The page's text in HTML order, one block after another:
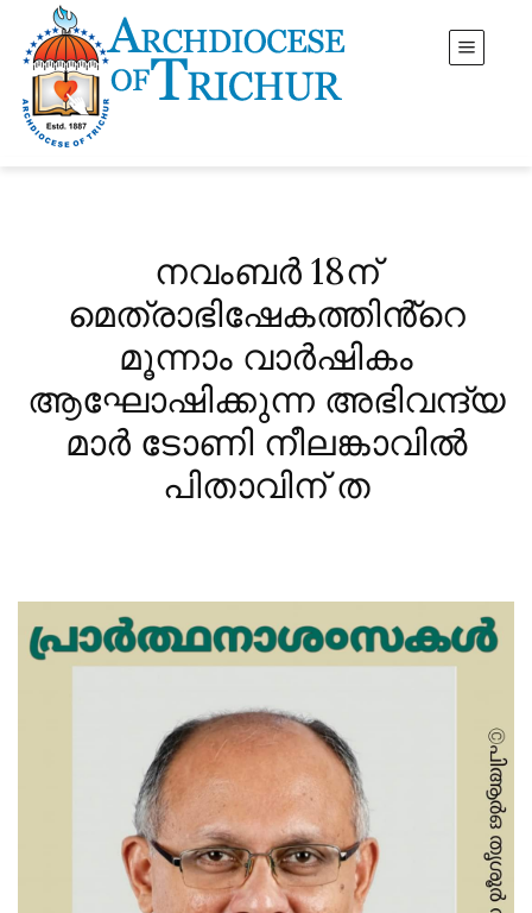
നവംബർ 18ന്
മെത്രാഭിഷേകത്തിൻ്റെ
മൂന്നാം വാർഷികം
ആഘോഷിക്കുന്ന അഭിവന്ദ്യ
മാർ ടോണി നീലങ്കാവിൽ
പിതാവിന് ത